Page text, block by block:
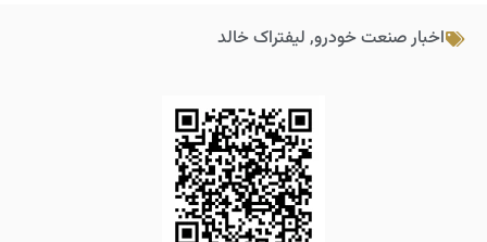
اخبار صنعت خودرو, لیفتراک خالد